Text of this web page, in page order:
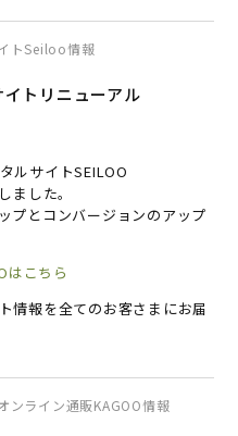
トSeiloo情報
トリニューアル
ルサイトSEILOO
ました。
プとコンバージョンのアップ
はこちら
情報を全てのお客さまにお届
ンライン通販KAGOO情報